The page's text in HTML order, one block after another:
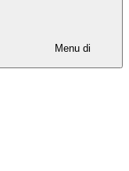
Menu di